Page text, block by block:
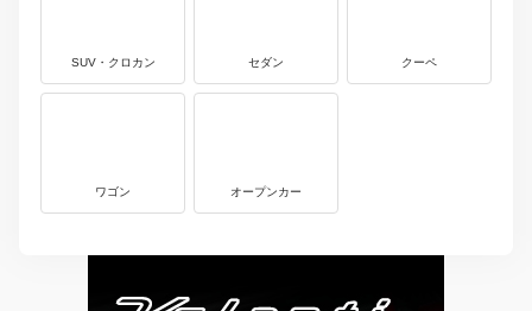
SUV・クロカン セダン クーペ
ワゴン オープンカー